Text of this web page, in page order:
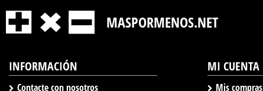
MASPORMENOS.NET
INFORMACIÓN
Contacte con nosotros
MI CUENTA
Mis compras